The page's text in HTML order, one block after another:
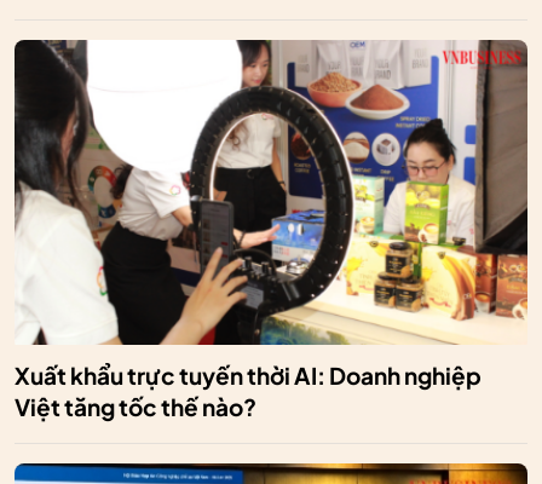
Xuất khẩu trực tuyến thời AI: Doanh nghiệp
Việt tăng tốc thế nào?